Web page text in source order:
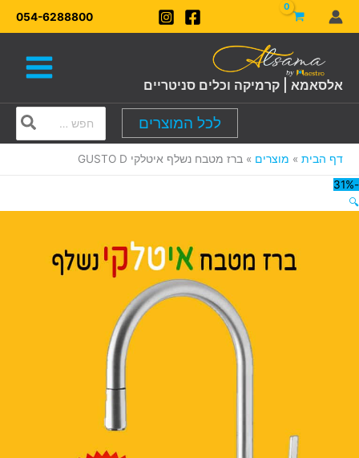
דילוג
לתוכן
054-6288800
אלסאמא | קרמיקה וכלים סניטריים
לכל המוצרים
for:
דף הבית מוצרים
ברז מטבח נשלף איטלקי GUSTO D
-31%
🔍